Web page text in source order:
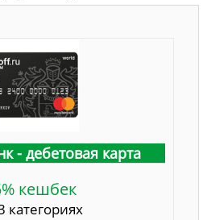
- дебетовая карта
кешбек
категориях